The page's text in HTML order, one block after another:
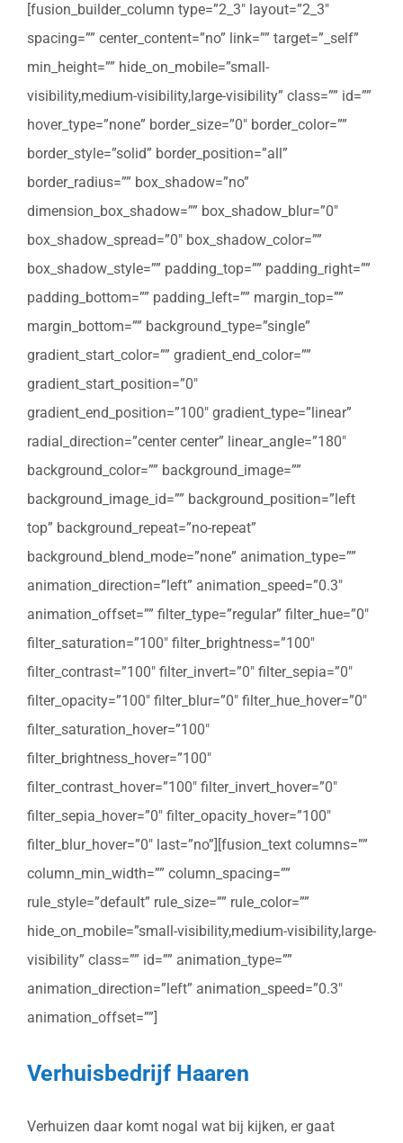
[fusion_builder_column type=”2_3″ layout=”2_3″
spacing=”” center_content=”no” link=”” target=”_self”
min_height=”” hide_on_mobile=”small-
visibility,medium-visibility,large-visibility” class=”” id=””
hover_type=”none” border_size=”0″ border_color=””
border_style=”solid” border_position=”all”
border_radius=”” box_shadow=”no”
dimension_box_shadow=”” box_shadow_blur=”0″
box_shadow_spread=”0″ box_shadow_color=””
box_shadow_style=”” padding_top=”” padding_right=””
padding_bottom=”” padding_left=”” margin_top=””
margin_bottom=”” background_type=”single”
gradient_start_color=”” gradient_end_color=””
gradient_start_position=”0″
gradient_end_position=”100″ gradient_type=”linear”
radial_direction=”center center” linear_angle=”180″
background_color=”” background_image=””
background_image_id=”” background_position=”left
top” background_repeat=”no-repeat”
background_blend_mode=”none” animation_type=””
animation_direction=”left” animation_speed=”0.3″
animation_offset=”” filter_type=”regular” filter_hue=”0″
filter_saturation=”100″ filter_brightness=”100″
filter_contrast=”100″ filter_invert=”0″ filter_sepia=”0″
filter_opacity=”100″ filter_blur=”0″ filter_hue_hover=”0″
filter_saturation_hover=”100″
filter_brightness_hover=”100″
filter_contrast_hover=”100″ filter_invert_hover=”0″
filter_sepia_hover=”0″ filter_opacity_hover=”100″
filter_blur_hover=”0″ last=”no”][fusion_text columns=””
column_min_width=”” column_spacing=””
rule_style=”default” rule_size=”” rule_color=””
hide_on_mobile=”small-visibility,medium-visibility,large-
visibility” class=”” id=”” animation_type=””
animation_direction=”left” animation_speed=”0.3″
animation_offset=””]
Verhuisbedrijf Haaren
Verhuizen daar komt nogal wat bij kijken, er gaat